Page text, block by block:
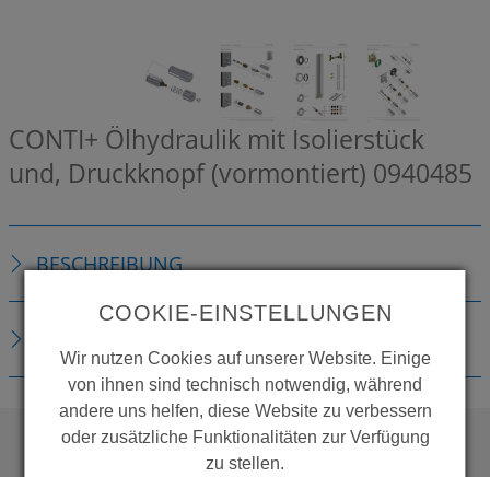
CONTI+ Ölhydraulik mit Isolierstück
und, Druckknopf (vormontiert) 0940485
BESCHREIBUNG
COOKIE-EINSTELLUNGEN
Wir nutzen Cookies auf unserer Website. Einige
von ihnen sind technisch notwendig, während
andere uns helfen, diese Website zu verbessern
oder zusätzliche Funktionalitäten zur Verfügung
zu stellen.